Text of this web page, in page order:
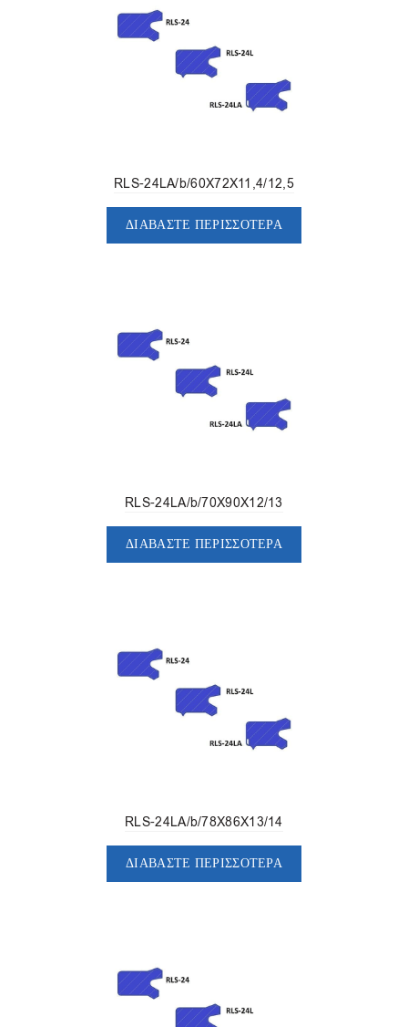
RLS-24LA/b/60X72X11,4/12,5
ΔΙΑΒΆΣΤΕ ΠΕΡΙΣΣΌΤΕΡΑ
RLS-24LA/b/70X90X12/13
ΔΙΑΒΆΣΤΕ ΠΕΡΙΣΣΌΤΕΡΑ
RLS-24LA/b/78X86X13/14
ΔΙΑΒΆΣΤΕ ΠΕΡΙΣΣΌΤΕΡΑ